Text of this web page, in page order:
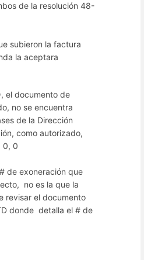
de la resolución 48-
subieron la factura
la aceptara
el documento de
no se encuentra
de la Dirección
como autorizado,
0, 0
de exoneración que
no es la que la
revisar el documento
donde detalla el # de